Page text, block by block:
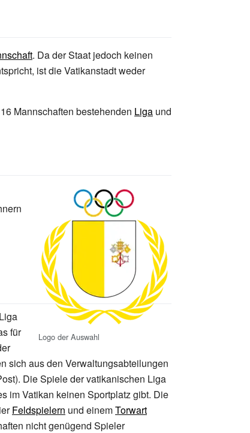
. Da der Staat jedoch keinen
ist die Vatikanstadt weder
Mannschaften bestehenden Liga und
Logo der Auswahl
für
sich aus den Verwaltungsabteilungen
Die Spiele der vatikanischen Liga
im Vatikan keinen Sportplatz gibt. Die
Feldspielern und einemTorwart
nicht genügend Spieler